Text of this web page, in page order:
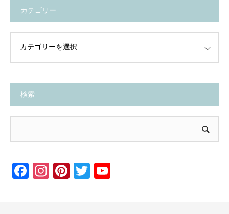
カテゴリー
検索
Facebook
Instagram
Pinterest
Twitter